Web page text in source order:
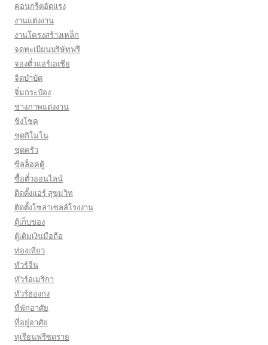
คอนกรีตอัดแรง
งานแต่งงาน
งานโครงสร้างเหล็ก
จดทะเบียนบริษัทฟรี
จองตั๋วแอร์เอเชีย
จิตบำบัด
จิ๋มกระป๋อง
ช่างภาพแต่งงาน
ชิงโชค
ชุดกิโมโน
ชุดครัว
ซีลล็อคตู้
ซื้อตั๋วออนไลน์
ติดตั้งเเอร์ สุขุมวิท
ติดตั้งโซล่าเซลล์โรงงาน
ตู้เก็บของ
ตู้เติมเงินมือถือ
ท่องเที่ยว
ทัวร์จีน
ทัวร์อเมริกา
ทัวร์ฮ่องกง
ที่พักอาศัย
ที่อยู่อาศัย
ทุเรียนฟรีซดราย